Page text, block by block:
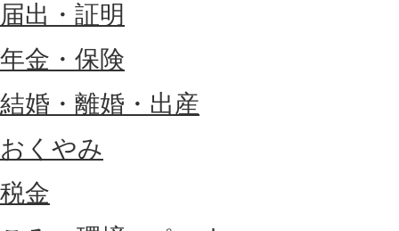
届出・証明
年金・保険
結婚・離婚・出産
おくやみ
税金